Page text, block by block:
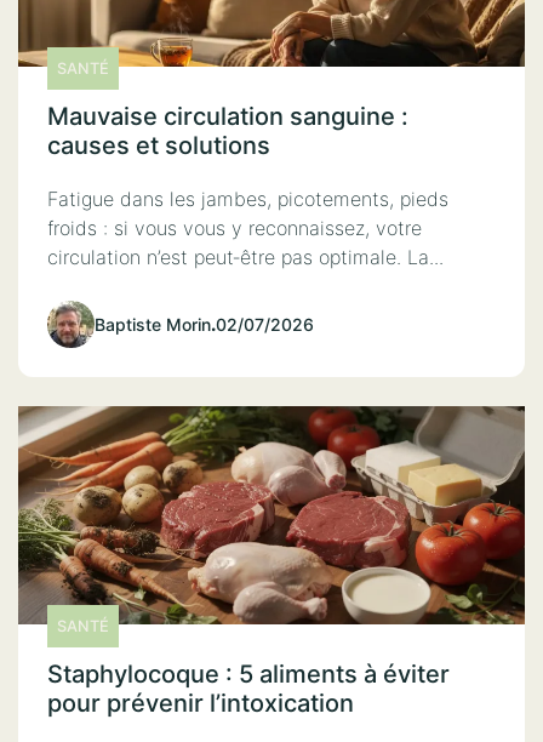
SANTÉ
Mauvaise circulation sanguine :
causes et solutions
Fatigue dans les jambes, picotements, pieds
froids : si vous vous y reconnaissez, votre
circulation n’est peut‑être pas optimale. La...
Baptiste Morin.02/07/2026
SANTÉ
Staphylocoque : 5 aliments à éviter
pour prévenir l’intoxication